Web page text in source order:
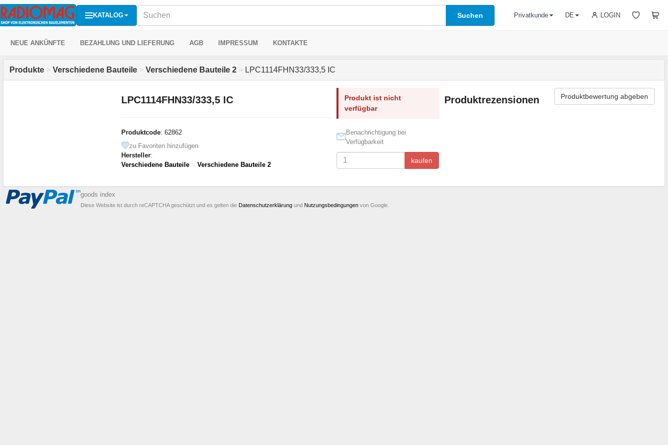
KATALOG Suchen LOGIN
Privatkunde DE
NEUE ANKÜNFTE BEZAHLUNG UND LIEFERUNG AGB IMPRESSUM KONTAKTE
Produkte > Verschiedene Bauteile > Verschiedene Bauteile 2 > LPC1114FHN33/333,5 IC
LPC1114FHN33/333,5 IC
Produktcode: 62862
zu Favoriten hinzufügen
Hersteller:
Verschiedene Bauteile > Verschiedene Bauteile 2
Produkt ist nicht
verfügbar
Benachrichtigung bei
Verfügbarkeit
kaufen
Produktrezensionen Produktbewertung abgeben
goods index
Diese Website ist durch reCAPTCHA geschützt und es gelten die Datenschutzerklärung und Nutzungsbedingungen von Google.